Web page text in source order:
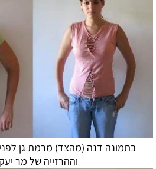
בתמונה דנה (מהצד) מרמת גן לפני
וההרזייה של מר